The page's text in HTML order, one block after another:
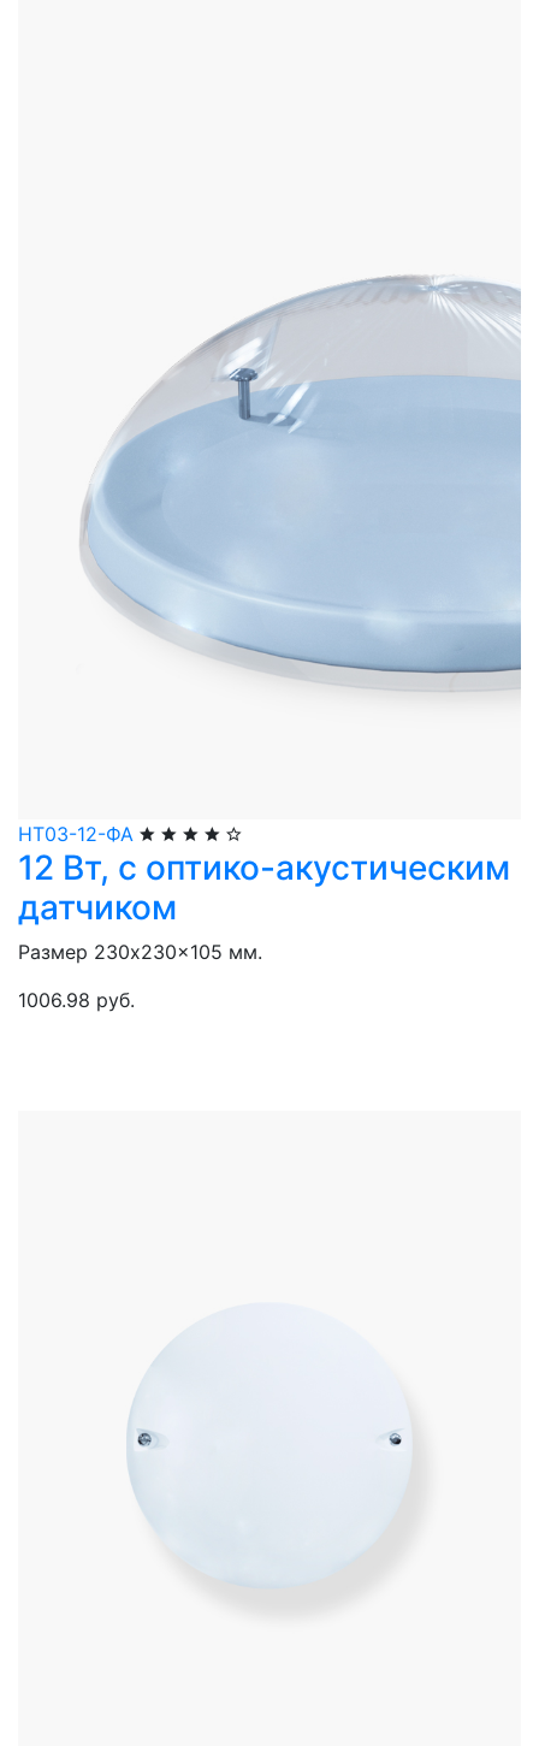
НТ03-12-ФА
12 Вт, с оптико-акустическим
датчиком
Размер 230x230x105 мм.
1006.98 руб.